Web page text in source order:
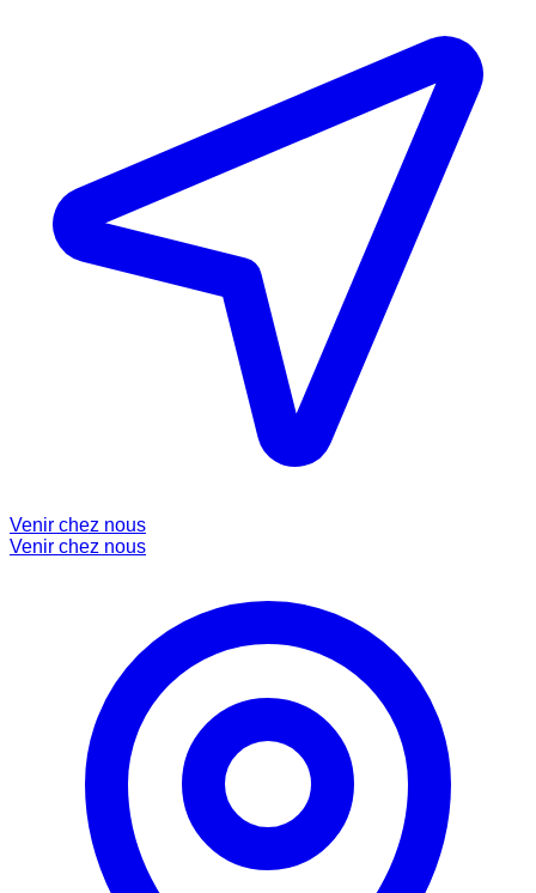
Venir chez nous
Venir chez nous